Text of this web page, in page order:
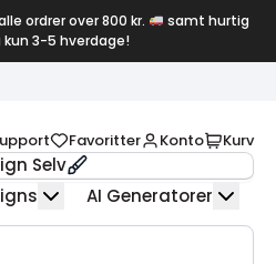
ordrer over 800 kr.
samt hurtig
kun 3-5 hverdage!
Favoritter Konto Kurv
Selv
AI Generatorer